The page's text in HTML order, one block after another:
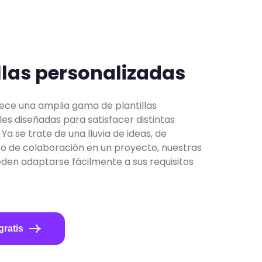
personalizadas
una amplia gama de plantillas
diseñadas para satisfacer distintas
se trate de una lluvia de ideas, de
de colaboración en un proyecto, nuestras
adaptarse fácilmente a sus requisitos